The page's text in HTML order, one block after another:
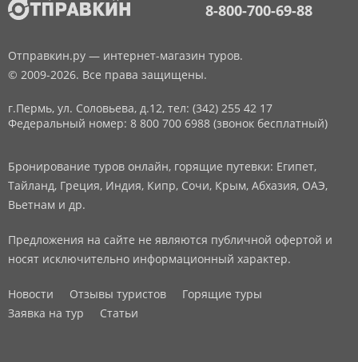
8-800-700-69-88
Отправкин.ру — интернет-магазин туров.
© 2009-2026. Все права защищены.
г.Пермь, ул. Соловьева, д.12, тел: (342) 255 42 17
Федеральный номер: 8 800 700 6988 (звонок бесплатный)
Бронирование туров онлайн, горящие путевки: Египет,
Тайланд, Греция, Индия, Кипр, Сочи, Крым, Абхазия, ОАЭ,
Вьетнам и др.
Предложения на сайте не являются публичной офертой и
носят исключительно информационный характер.
Новости Отзывы туристов
Горящие туры
Заявка на тур
Статьи